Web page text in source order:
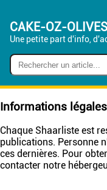
CAKE-OZ-OLIVES
Une petite part d'info,
Informations légales
Chaque Shaarliste est
publications. Personne
ces dernières. Pour
contacter notre